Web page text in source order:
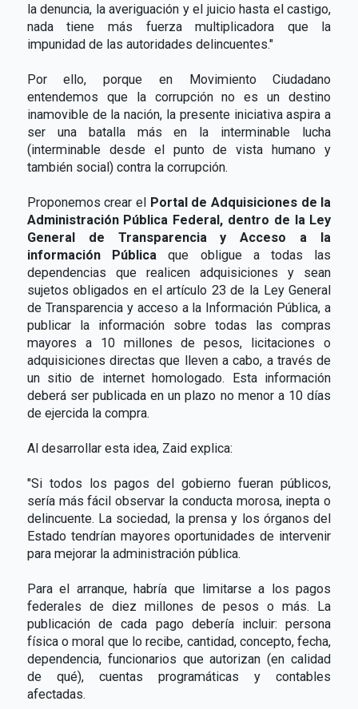
la denuncia, la averiguación y el juicio hasta el castigo,
nada tiene más fuerza multiplicadora que la
impunidad de las autoridades delincuentes."
Por ello, porque en Movimiento Ciudadano
entendemos que la corrupción no es un destino
inamovible de la nación, la presente iniciativa aspira a
ser una batalla más en la interminable lucha
(interminable desde el punto de vista humano y
también social) contra la corrupción.
Proponemos crear el Portal de Adquisiciones de la
Administración Pública Federal, dentro de la Ley
General de Transparencia y Acceso a la
información Pública que obligue a todas las
dependencias que realicen adquisiciones y sean
sujetos obligados en el artículo 23 de la Ley General
de Transparencia y acceso a la Información Pública, a
publicar la información sobre todas las compras
mayores a 10 millones de pesos, licitaciones o
adquisiciones directas que lleven a cabo, a través de
un sitio de internet homologado. Esta información
deberá ser publicada en un plazo no menor a 10 días
de ejercida la compra.
Al desarrollar esta idea, Zaid explica:
"Si todos los pagos del gobierno fueran públicos,
sería más fácil observar la conducta morosa, inepta o
delincuente. La sociedad, la prensa y los órganos del
Estado tendrían mayores oportunidades de intervenir
para mejorar la administración pública.
Para el arranque, habría que limitarse a los pagos
federales de diez millones de pesos o más. La
publicación de cada pago debería incluir: persona
física o moral que lo recibe, cantidad, concepto, fecha,
dependencia, funcionarios que autorizan (en calidad
de qué), cuentas programáticas y contables
afectadas.